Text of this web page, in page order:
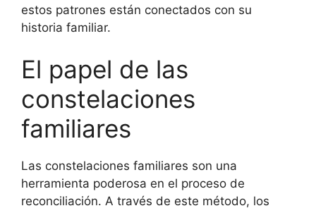
estos patrones están conectados con su
historia familiar.
El papel de las
constelaciones
familiares
Las constelaciones familiares son una
herramienta poderosa en el proceso de
reconciliación. A través de este método, los